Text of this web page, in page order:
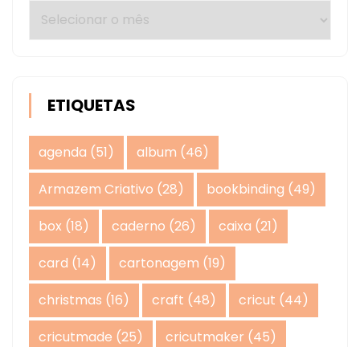
Arquivos
ETIQUETAS
agenda (51) album (46)
Armazem Criativo (28) bookbinding (49)
box (18) caderno (26) caixa (21)
card (14) cartonagem (19)
christmas (16) craft (48) cricut (44)
cricutmade (25) cricutmaker (45)